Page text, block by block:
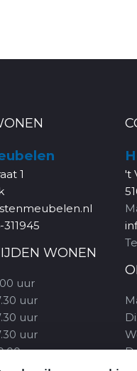
1
311945
WONEN
uur
uur
uur
uur
uur
uur
't
Di.